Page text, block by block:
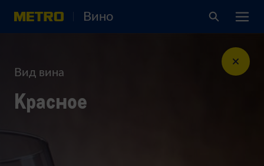
Вино
Вид вина
Красное